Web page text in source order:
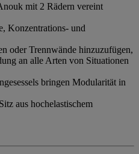
mit 2 Rädern vereint
Konzentrations- und
oder Trennwände hinzuzufügen,
an alle Arten von Situationen
bringen Modularität in
aus hochelastischem